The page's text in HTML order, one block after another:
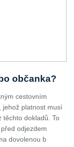
občanka?
cestovním
jehož platnost musí
těchto dokladů. To
odjezdem
dovolenou b